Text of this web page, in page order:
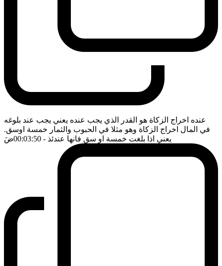
عنده اخراج الزكاة هو القدر الذي يجب عنده يعني يجب عند بلوغه
في المال اخراج الزكاة وهو مثلا في الحبوب والثمار خمسة اوسق.
يعني اذا بلغت خمسة او سق فانها عندئذ - 00:03:50 ضَ